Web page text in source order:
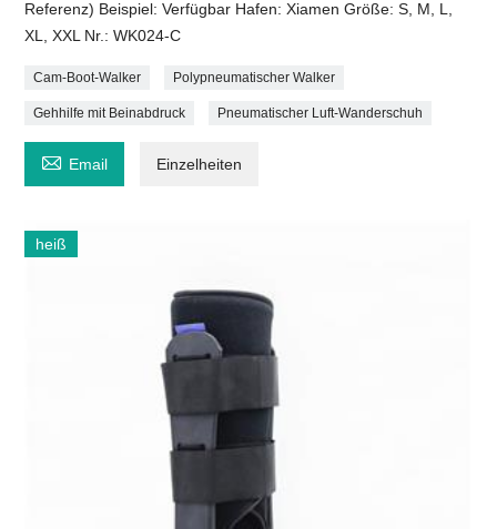
Referenz) Beispiel: Verfügbar Hafen: Xiamen Größe: S, M, L,
XL, XXL Nr.: WK024-C
Cam-Boot-Walker Polypneumatischer Walker
Gehhilfe mit Beinabdruck Pneumatischer Luft-Wanderschuh
 Email Einzelheiten
heiß